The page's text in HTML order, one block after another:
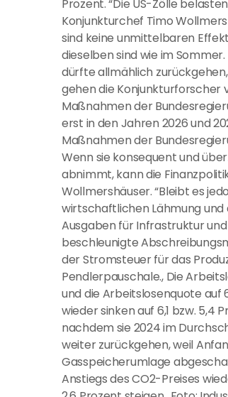
Prozent. “Die US-Zölle
Konjunkturchef Timo
sind keine unmittelbaren
dieselben sind wie im
dürfte allmählich
gehen die
Maßnahmen der
erst in den Jahren 2026 und
Maßnahmen der
Wenn sie konsequent und
abnimmt, kann die
Wollmershäuser. “Bleibt es
wirtschaftlichen Lähmung und
Ausgaben für Infrastruktur
beschleunigte
der Stromsteuer für das
Pendlerpauschale., Die
und die Arbeitslosenquote auf
wieder sinken auf 6,1 bzw. 5,4
nachdem sie 2024 im
weiter zurückgehen, weil
Gasspeicherumlage
Anstiegs des CO2-Preises